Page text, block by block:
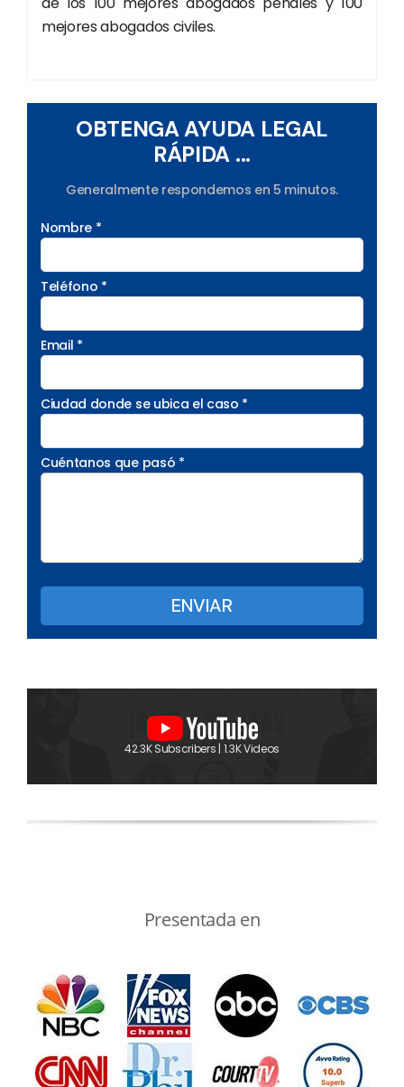
mejores abogados civiles.
OBTENGA AYUDA LEGAL
RÁPIDA ...
Generalmente respondemos en 5 minutos.
Nombre *
Teléfono *
Email *
Ciudad donde se ubica el caso *
Cuéntanos que pasó *
42.3K Subscribers | 1.3K Videos
Presentada en